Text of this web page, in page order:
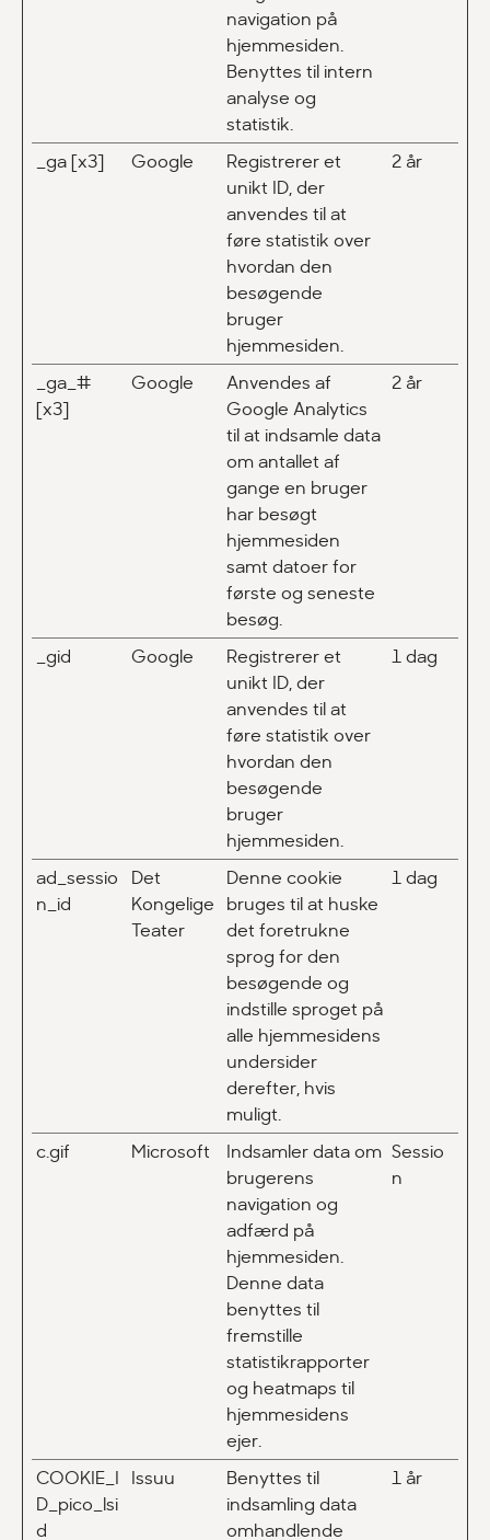
navigation på
hjemmesiden.
Benyttes til intern
analyse og
statistik.
_ga [x3] Google
Registrerer et
unikt ID, der
anvendes til at
føre statistik over
hvordan den
besøgende
bruger
hjemmesiden.
2 år
_ga_#
[x3]
Google
Anvendes af
Google Analytics
til at indsamle data
om antallet af
gange en bruger
har besøgt
hjemmesiden
samt datoer for
første og seneste
besøg.
2 år
_gid Google
Registrerer et
unikt ID, der
anvendes til at
føre statistik over
hvordan den
besøgende
bruger
hjemmesiden.
1 dag
ad_sessio
n_id
Det
Kongelige
Teater
Denne cookie
bruges til at huske
det foretrukne
sprog for den
besøgende og
indstille sproget på
alle hjemmesidens
undersider
derefter, hvis
muligt.
1 dag
c.gif Microsoft
Indsamler data om
brugerens
navigation og
adfærd på
hjemmesiden.
Denne data
benyttes til
fremstille
statistikrapporter
og heatmaps til
hjemmesidens
ejer.
Sessio
n
COOKIE_I
D_pico_lsi
d
Issuu
Benyttes til
indsamling data
omhandlende
1 år